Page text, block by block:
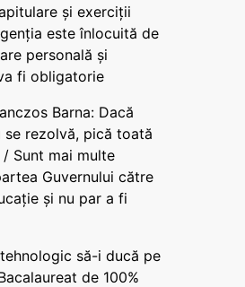
și exerciții
este înlocuită de
personală și
fi obligatorie
Barna: Dacă
se rezolvă, pică toată
Sunt mai multe
Guvernului către
și nu par a fi
să-i ducă pe
de 100%